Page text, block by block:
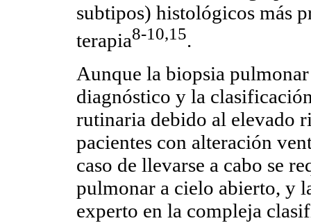
subtipos) histológicos más
terapia8-10,15.
Aunque la biopsia
diagnóstico y la
rutinaria debido al elevado
pacientes con alteración
caso de llevarse a cabo se
pulmonar a cielo abierto, y
experto en la compleja